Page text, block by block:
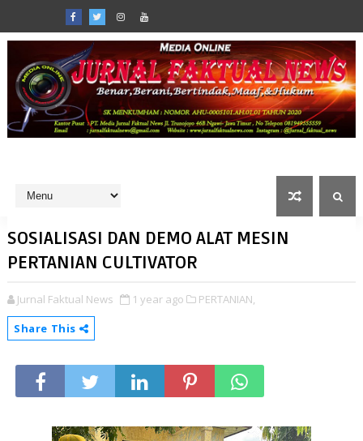
SOSIALISASI DAN DEMO ALAT MESIN
PERTANIAN CULTIVATOR
Jurnal Faktual News 1 year ago
PERTANIAN,
Share This